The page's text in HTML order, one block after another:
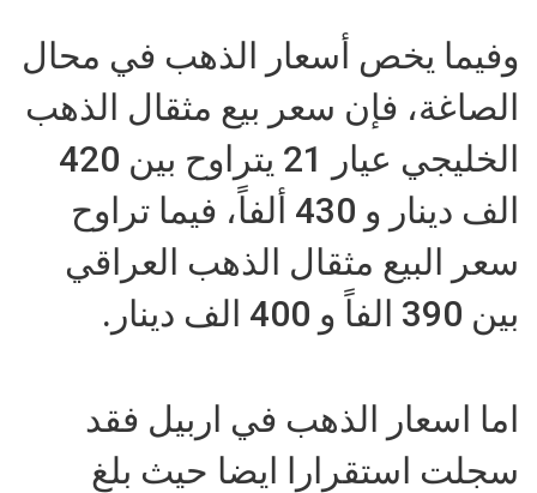
وفيما يخص أسعار الذهب في محال
الصاغة، فإن سعر بيع مثقال الذهب
الخليجي عيار 21 يتراوح بين 420
الف دينار و 430 ألفاً، فيما تراوح
سعر البيع مثقال الذهب العراقي
بين 390 الفاً و 400 الف دينار.
اما اسعار الذهب في اربيل فقد
سجلت استقرارا ايضا حيث بلغ